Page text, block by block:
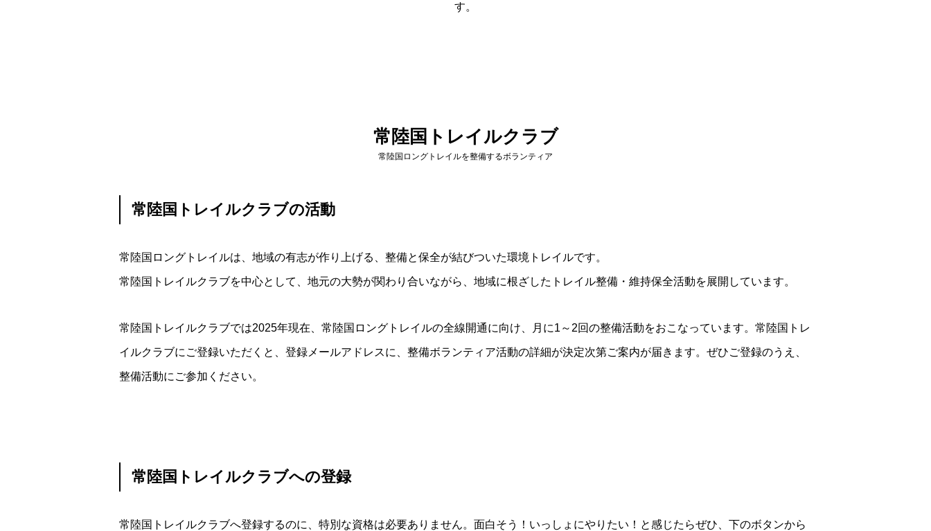
す。
常陸国トレイルクラブ
常陸国ロングトレイルを整備するボランティア
常陸国トレイルクラブの活動
常陸国ロングトレイルは、地域の有志が作り上げる、整備と保全が結びついた環境トレイルです。
常陸国トレイルクラブを中心として、地元の大勢が関わり合いながら、地域に根ざしたトレイル整備・維持保全活動を展開しています。
常陸国トレイルクラブでは2025年現在、常陸国ロングトレイルの全線開通に向け、月に1～2回の整備活動をおこなっています。常陸国トレ
イルクラブにご登録いただくと、登録メールアドレスに、整備ボランティア活動の詳細が決定次第ご案内が届きます。ぜひご登録のうえ、
整備活動にご参加ください。
常陸国トレイルクラブへの登録
常陸国トレイルクラブへ登録するのに、特別な資格は必要ありません。面白そう！いっしょにやりたい！と感じたらぜひ、下のボタンから